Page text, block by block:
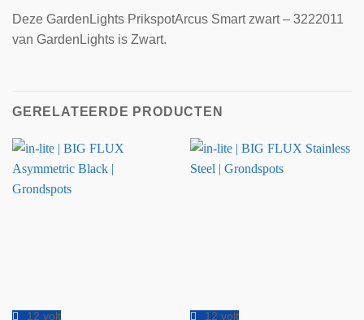
Deze GardenLights PrikspotArcus Smart zwart – 3222011
van GardenLights is Zwart.
GERELATEERDE PRODUCTEN
12 volt 12 volt